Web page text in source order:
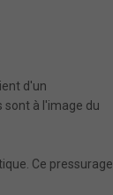
d'un
sont à l'image du
Ce pressurage